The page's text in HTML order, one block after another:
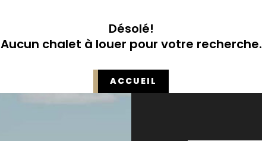
Désolé!
Aucun chalet à louer pour votre recherche.
ACCUEIL